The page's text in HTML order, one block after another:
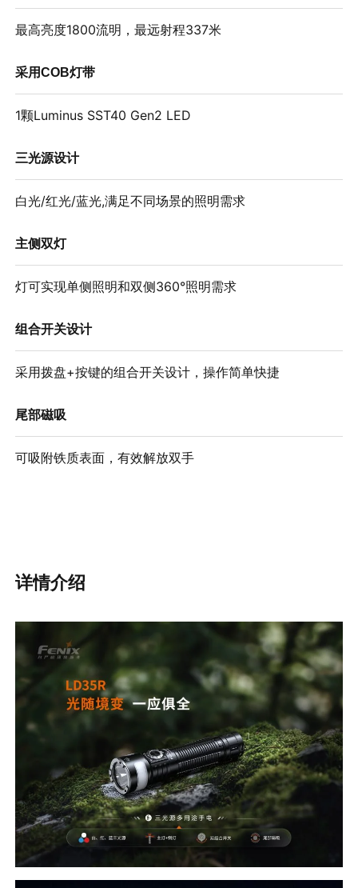
最高亮度1800流明，最远射程337米
采用COB灯带
1颗Luminus SST40 Gen2 LED
三光源设计
白光/红光/蓝光,满足不同场景的照明需求
主侧双灯
灯可实现单侧照明和双侧360°照明需求
组合开关设计
采用拨盘+按键的组合开关设计，操作简单快捷
尾部磁吸
可吸附铁质表面，有效解放双手
详情介绍